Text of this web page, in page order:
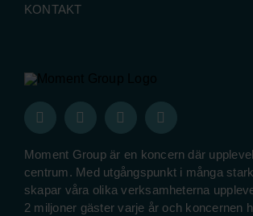
Moment Group är en koncern där
centrum. Med utgångspunkt i många
skapar våra olika verksamheterna
2 miljoner gäster varje år och koncernen
KONTAKT